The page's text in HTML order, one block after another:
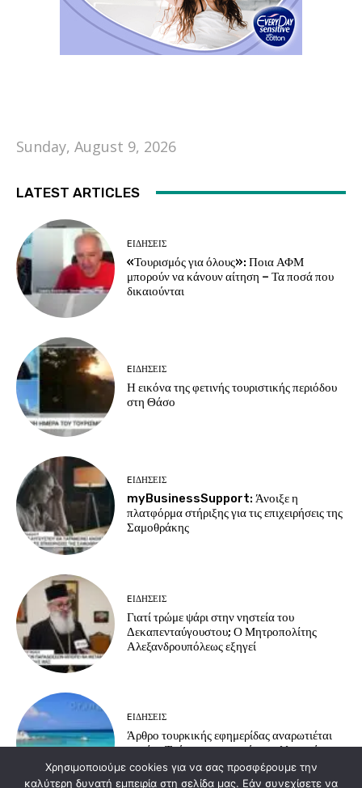
Sunday, August 9, 2026
LATEST ARTICLES
EΙΔΗΣΕΙΣ
«Τουρισμός για όλους»: Ποια ΑΦΜ
μπορούν να κάνουν αίτηση – Τα ποσά που
δικαιούνται
EΙΔΗΣΕΙΣ
Η εικόνα της φετινής τουριστικής περιόδου
στη Θάσο
EΙΔΗΣΕΙΣ
myBusinessSupport: Άνοιξε η
πλατφόρμα στήριξης για τις επιχειρήσεις της
Σαμοθράκης
EΙΔΗΣΕΙΣ
Γιατί τρώμε ψάρι στην νηστεία του
Δεκαπενταύγουστου; Ο Μητροπολίτης
Αλεξανδρουπόλεως εξηγεί
EΙΔΗΣΕΙΣ
Άρθρο τουρκικής εφημερίδας αναρωτιέται
γιατί οι Τούρκοι προτιμούν τα ελληνικά
νησιά για διακοπές
Χρησιμοποιούμε cookies για να σας προσφέρουμε την
καλύτερη δυνατή εμπειρία στη σελίδα μας. Εάν συνεχίσετε να